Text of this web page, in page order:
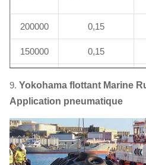
200000 0,15
150000 0,15
85000 0,17
50000 0,18
40000 0,20
9. Yokohama flottant Marine
Application pneumatique